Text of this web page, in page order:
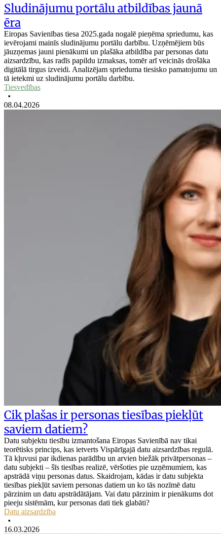
Sludinājumu portālu atbildības jaunā
ēra
Eiropas Savienības tiesa 2025.gada nogalē pieņēma spriedumu, kas
ievērojami mainīs sludinājumu portālu darbību. Uzņēmējiem būs
jāuzņemas jauni pienākumi un plašāka atbildība par personas datu
aizsardzību, kas radīs papildu izmaksas, tomēr arī veicinās drošāka
digitālā tirgus izveidi. Analizējam sprieduma tiesisko pamatojumu un
tā ietekmi uz sludinājumu portālu darbību.
Tiesvedības
•
08.04.2026
Cik plašas ir personas tiesības piekļūt
saviem datiem?
Datu subjektu tiesību izmantošana Eiropas Savienībā nav tikai
teorētisks princips, kas ietverts Vispārīgajā datu aizsardzības regulā.
Tā kļuvusi par ikdienas parādību un arvien biežāk privātpersonas –
datu subjekti – šīs tiesības realizē, vēršoties pie uzņēmumiem, kas
apstrādā viņu personas datus. Skaidrojam, kādas ir datu subjekta
tiesības piekļūt saviem personas datiem un ko tās nozīmē datu
pārzinim un datu apstrādātājam. Vai datu pārzinim ir pienākums dot
pieeju sistēmām, kur personas dati tiek glabāti?
Datu aizsardzība
•
16.03.2026